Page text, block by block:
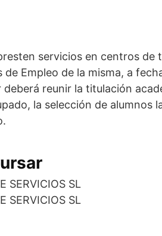
servicios en centros
de Empleo de la misma, a
reunir la titulación
la selección de
SERVICIOS SL
SERVICIOS SL